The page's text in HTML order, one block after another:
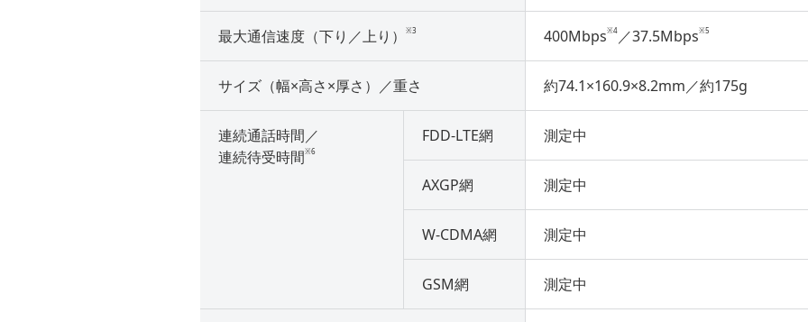
最大通信速度（下り／上り） ※3 400Mbps※4 ／37.5Mbps※5
サイズ（幅×高さ×厚さ）／重さ 約74.1×160.9×8.2mm／約175g
連続通話時間／
連続待受時間※6
FDD-LTE網 測定中
AXGP網 測定中
W-CDMA網 測定中
GSM網 測定中